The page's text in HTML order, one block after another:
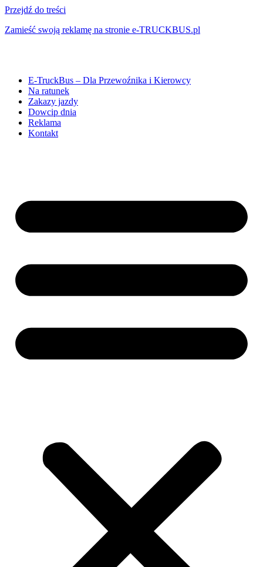
Przejdź do treści
Zamieść swoją reklamę na stronie e-TRUCKBUS.pl
E-TruckBus – Dla Przewoźnika i Kierowcy
Na ratunek
Zakazy jazdy
Dowcip dnia
Reklama
Kontakt